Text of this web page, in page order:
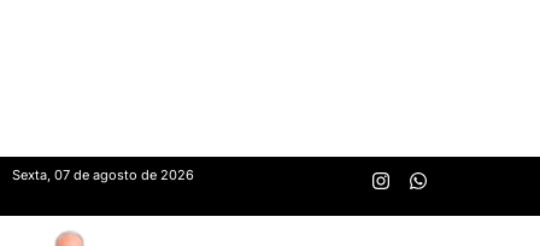
Sexta, 07 de agosto de 2026